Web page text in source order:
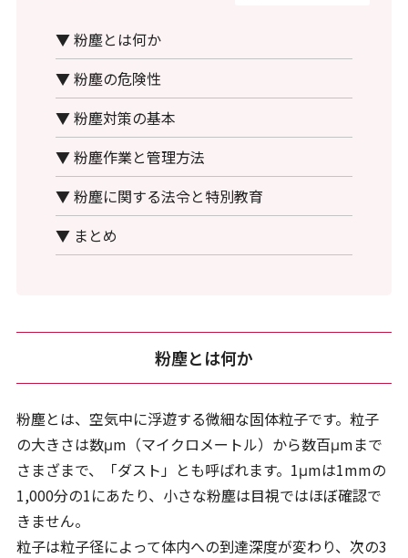
▼ 粉塵とは何か
▼ 粉塵の危険性
▼ 粉塵対策の基本
▼ 粉塵作業と管理方法
▼ 粉塵に関する法令と特別教育
▼ まとめ
粉塵とは何か
粉塵とは、空気中に浮遊する微細な固体粒子です。粒子
の大きさは数μm（マイクロメートル）から数百μmまで
さまざまで、「ダスト」とも呼ばれます。1μmは1mmの
1,000分の1にあたり、小さな粉塵は目視ではほぼ確認で
きません。
粒子は粒子径によって体内への到達深度が変わり、次の3